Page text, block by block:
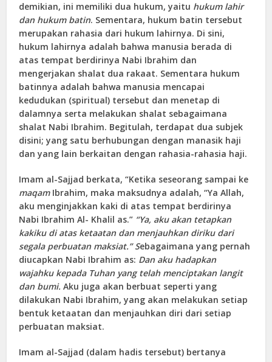
demikian, ini memiliki dua hukum, yaitu hukum lahir
dan hukum batin. Sementara, hukum batin tersebut
merupakan rahasia dari hukum lahirnya. Di sini,
hukum lahirnya adalah bahwa manusia berada di
atas tempat berdirinya Nabi Ibrahim dan
mengerjakan shalat dua rakaat. Sementara hukum
batinnya adalah bahwa manusia mencapai
kedudukan (spiritual) tersebut dan menetap di
dalamnya serta melakukan shalat sebagaimana
shalat Nabi Ibrahim. Begitulah, terdapat dua subjek
disini; yang satu berhubungan dengan manasik haji
dan yang lain berkaitan dengan rahasia-rahasia haji.
Imam al-Sajjad berkata, “Ketika seseorang sampai ke
maqam Ibrahim, maka maksudnya adalah, “Ya Allah,
aku menginjakkan kaki di atas tempat berdirinya
Nabi Ibrahim Al- Khalil as.” “Ya, aku akan tetapkan
kakiku di atas ketaatan dan menjauhkan diriku dari
segala perbuatan maksiat.” Sebagaimana yang pernah
diucapkan Nabi Ibrahim as: Dan aku hadapkan
wajahku kepada Tuhan yang telah menciptakan langit
dan bumi.Aku juga akan berbuat seperti yang
dilakukan Nabi Ibrahim, yang akan melakukan setiap
bentuk ketaatan dan menjauhkan diri dari setiap
perbuatan maksiat.
Imam al-Sajjad (dalam hadis tersebut) bertanya